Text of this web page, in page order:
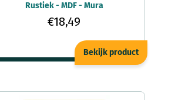
Rustiek - MDF - Mura
€18,49
Bekijk product